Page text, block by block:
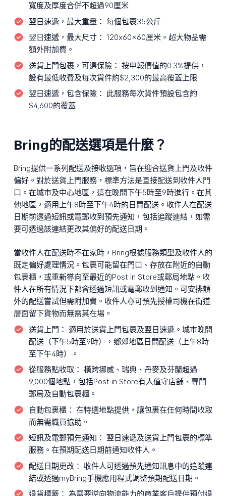
寬度及厚度合併不超過90厘米
翌日速遞，最大重量： 每個包裹35公斤
翌日速遞，最大尺寸： 120x60x60厘米。超大物品需
額外附加費。
送貨上門包裹，可選保險： 按申報價值的0.3%提供，
設有最低收費及每次貨件約$2,300的最高覆蓋上限
翌日速遞，包含保險： 此服務每次貨件預設包含約
$4,600的覆蓋
Bring的配送選項是什麼？
Bring提供一系列配送及接收選項，旨在迎合送貨上門及收件
偏好。對於送貨上門服務，標準方法是直接配送到收件人門
口。在城市及中心地區，這在晚間下午5時至9時進行。在其
他地區，適用上午8時至下午4時的日間配送。收件人在配送
日期前透過短訊或電郵收到預先通知，包括追蹤連結，如需
要可透過該連結更改其偏好的配送日期。
當收件人在配送時不在家時，Bring根據服務類型及收件人的
既定偏好處理情況。包裹可能留在門口、存放在附近的自動
包裹櫃，或重新導向至最近的Post in Store或郵局地點。收
件人在所有情況下都會透過短訊或電郵收到通知。可安排額
外的配送嘗試但需附加費。收件人亦可預先授權司機在街道
層面留下貨物而無需其在場。
送貨上門： 適用於送貨上門包裹及翌日速遞。城市晚間
配送（下午5時至9時），鄉郊地區日間配送（上午8時
至下午4時）。
從服務點收取： 橫跨挪威、瑞典、丹麥及芬蘭超過
9,000個地點，包括Post in Store有人值守店舖、專門
郵局及自動包裹櫃。
自動包裹櫃： 在特選地點提供，讓包裹在任何時間收取
而無需職員協助。
短訊及電郵預先通知： 翌日速遞及送貨上門包裹的標準
服務。在預期配送日期前通知收件人。
配送日期更改： 收件人可透過預先通知訊息中的追蹤連
結或透過myBring手機應用程式調整預期配送日期。
退貨標籤： 為需要逆向物流能力的商業客戶提供預付退